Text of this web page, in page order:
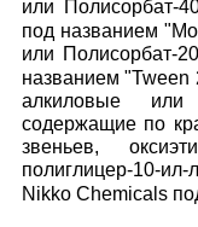
или Полисорбат-
под названием
или Полисорбат-
названием "Tween
алкиловые или
содержащие по
звеньев,
полиглицер-10-
Nikko Chemicals